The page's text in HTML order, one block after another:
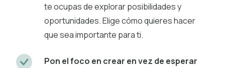
te ocupas de explorar posibilidades y
oportunidades. Elige cómo quieres hacer
que sea importante para ti.
Pon el foco en crear en vez de esperar